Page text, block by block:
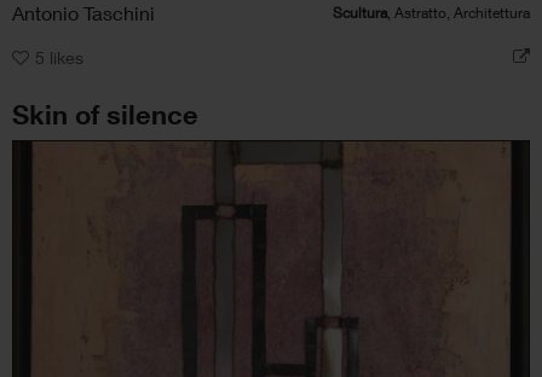
Antonio Taschini Scultura, Astratto, Architettura
5 likes
Skin of silence